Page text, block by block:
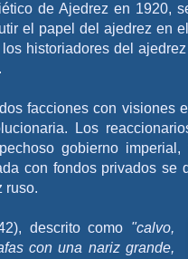
de Ajedrez en 1920,
el papel del ajedrez en
historiadores del
facciones con visiones
Los
gobierno
con fondos privados se
ruso.
descrito como "calvo,
con una nariz grande,